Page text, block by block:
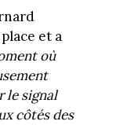
et a
où
le signal
côtés des